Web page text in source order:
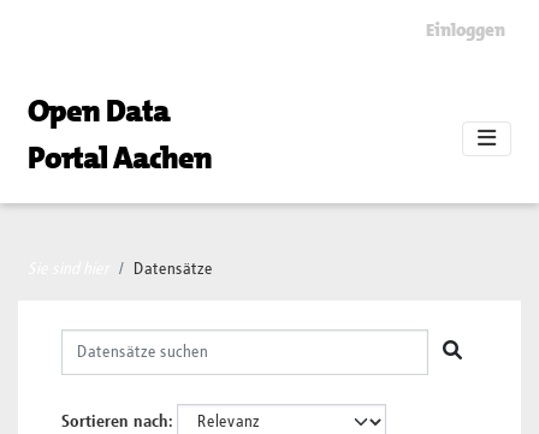
Einloggen
Open Data
Portal Aachen
Datensätze
Sortieren nach